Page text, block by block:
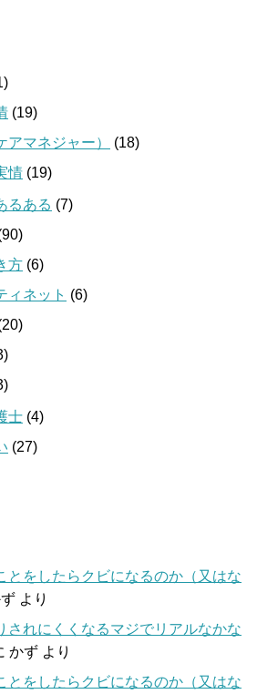
(19)
マネジャー）
(18)
情 (19)
るある (7)
方 (6)
ィネット (6)
士 (4)
(27)
とをしたらクビになるのか（又はな
より
されにくくなるマジでリアルなかな
かず より
とをしたらクビになるのか（又はな